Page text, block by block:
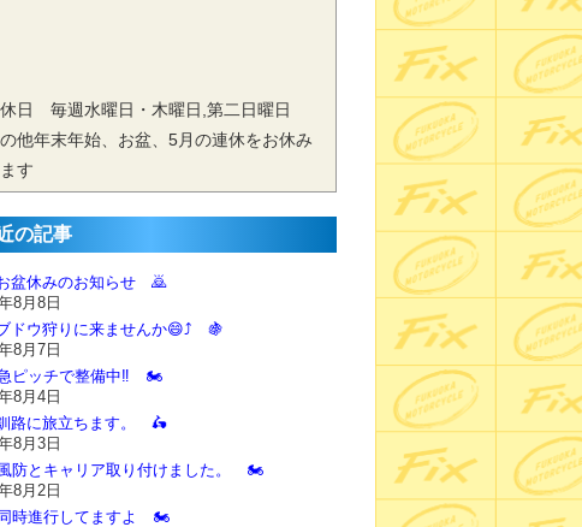
日 毎週水曜日・木曜日,第二日曜日
他年末年始、お盆、5月の連休をお休み
す
の記事
盆休みのお知らせ 🙇‍
8月8日
ウ狩りに来ませんか😄⤴️ 🍇
8月7日
ッチで整備中‼️ 🏍️
8月4日
路に旅立ちます。 🛵
8月3日
とキャリア取り付けました。 🏍️
8月2日
進行してますよ 🏍️